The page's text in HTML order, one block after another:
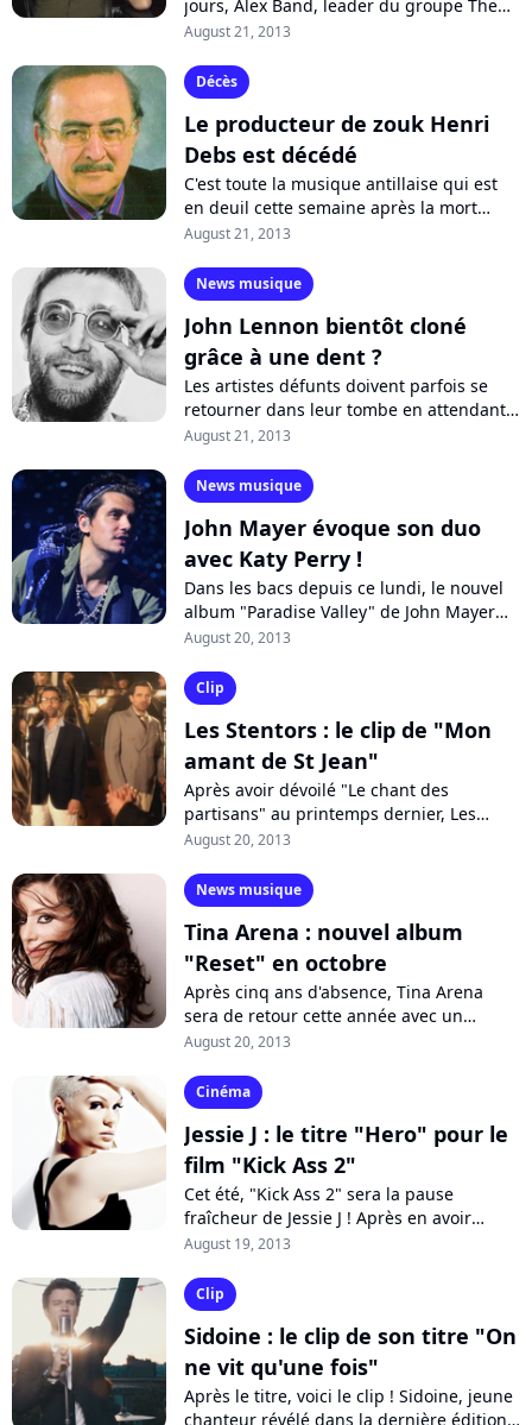
jours, Alex Band, leader du groupe The
Calling, a souhaité revenir sur son
August 21, 2013
Décès
Le producteur de zouk Henri
Debs est décédé
C'est toute la musique antillaise qui est
en deuil cette semaine après la mort
d'Henri Debs à l'âge de 80 ans. Le
guadeloupéen...
August 21, 2013
News musique
John Lennon bientôt cloné
grâce à une dent ?
Les artistes défunts doivent parfois se
retourner dans leur tombe en attendant
les idées toujours plus insolites de
August 21, 2013
News musique
John Mayer évoque son duo
avec Katy Perry !
Dans les bacs depuis ce lundi, le nouvel
album "Paradise Valley" de John Mayer
commence plutôt bien sa course dans les
August 20, 2013
Clip
Les Stentors : le clip de "Mon
amant de St Jean"
Après avoir dévoilé "Le chant des
partisans" au printemps dernier, Les
Stentors poursuivent l'exploitation de leur
France",...
August 20, 2013
News musique
Tina Arena : nouvel album
"Reset" en octobre
Après cinq ans d'absence, Tina Arena
sera de retour cette année avec un
nouvel album en anglais. Porté par le
August 20, 2013
Cinéma
Jessie J : le titre "Hero" pour le
film "Kick Ass 2"
Cet été, "Kick Ass 2" sera la pause
fraîcheur de Jessie J ! Après en avoir
dévoilé un extrait, la chanteuse
l'intégralité...
August 19, 2013
Clip
Sidoine : le clip de son titre "On
ne vit qu'une fois"
Après le titre, voici le clip ! Sidoine, jeune
chanteur révélé dans la dernière édition